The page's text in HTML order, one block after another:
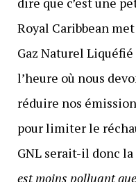
Royal Caribbean
Gaz Naturel
l’heure où nous
réduire nos
pour limiter le
GNL serait-il donc
est moins polluant